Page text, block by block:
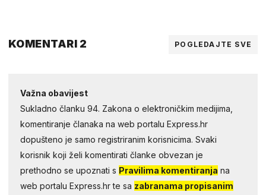
KOMENTARI 2 POGLEDAJTE SVE
Važna obavijest
Sukladno članku 94. Zakona o elektroničkim medijima,
komentiranje članaka na web portalu Express.hr
dopušteno je samo registriranim korisnicima. Svaki
korisnik koji želi komentirati članke obvezan je
prethodno se upoznati s Pravilima komentiranja na
web portalu Express.hr te sa zabranama propisanim